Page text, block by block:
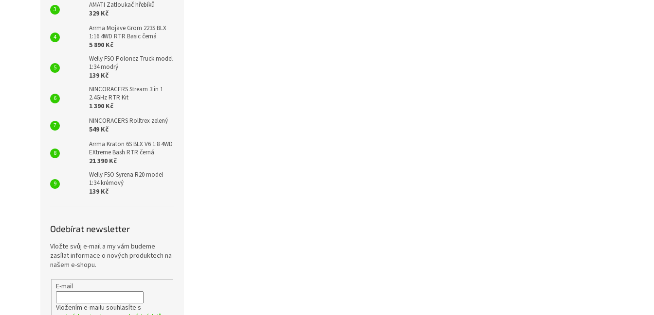
AMATI Zatloukač hřebíků
329 Kč
Arrma Mojave Grom 223S BLX
1:16 4WD RTR Basic černá
5 890 Kč
Welly FSO Polonez Truck model
1:34 modrý
139 Kč
NINCORACERS Stream 3 in 1
2.4GHz RTR Kit
1 390 Kč
NINCORACERS Rolltrex zelený
549 Kč
Arrma Kraton 6S BLX V6 1:8 4WD
EXtreme Bash RTR černá
21 390 Kč
Welly FSO Syrena R20 model
1:34 krémový
139 Kč
Odebírat newsletter
Vložte svůj e-mail a my vám budeme
zasílat informace o nových produktech na
našem e-shopu.
E-mail
Vložením e-mailu souhlasíte s